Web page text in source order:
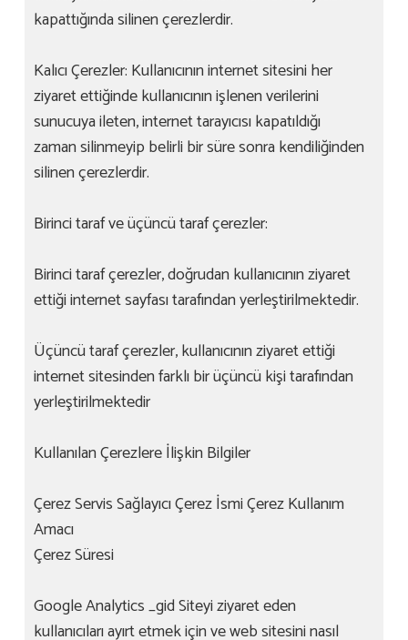
kapattığında silinen çerezlerdir.
Kalıcı Çerezler: Kullanıcının internet sitesini her
ziyaret ettiğinde kullanıcının işlenen verilerini
sunucuya ileten, internet tarayıcısı kapatıldığı
zaman silinmeyip belirli bir süre sonra kendiliğinden
silinen çerezlerdir.
Birinci taraf ve üçüncü taraf çerezler:
Birinci taraf çerezler, doğrudan kullanıcının ziyaret
ettiği internet sayfası tarafından yerleştirilmektedir.
Üçüncü taraf çerezler, kullanıcının ziyaret ettiği
internet sitesinden farklı bir üçüncü kişi tarafından
yerleştirilmektedir
Kullanılan Çerezlere İlişkin Bilgiler
Çerez Servis Sağlayıcı Çerez İsmi Çerez Kullanım
Amacı
Çerez Süresi
Google Analytics _gid Siteyi ziyaret eden
kullanıcıları ayırt etmek için ve web sitesini nasıl